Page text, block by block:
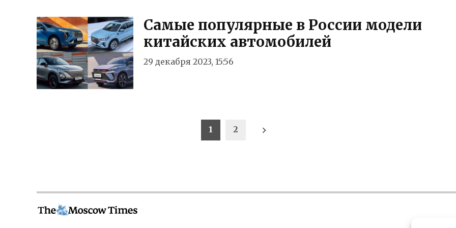
Самые популярные в России модели
китайских автомобилей
29 декабря 2023, 15:56
1 2